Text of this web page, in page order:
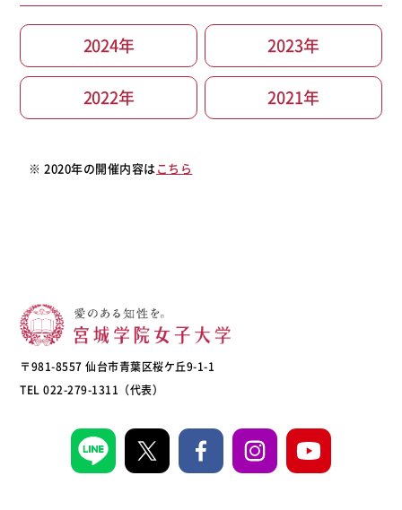
2024年 2023年
2022年 2021年
※ 2020年の開催内容はこちら
〒981-8557 仙台市青葉区桜ケ丘9-1-1
TEL 022-279-1311（代表）